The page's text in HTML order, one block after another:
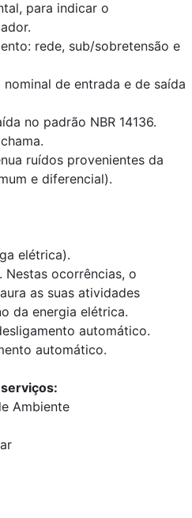
para indicar o
rede, sub/sobretensão e
de entrada e de saída
no padrão NBR 14136.
ruídos provenientes da
e diferencial).
elétrica).
Nestas ocorrências, o
as suas atividades
da energia elétrica.
automático.
automático.
Ambiente